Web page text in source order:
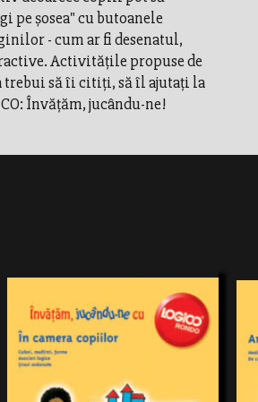
pe şosea" cu butoanele
- cum ar fi desenatul,
Activităţile propuse de
trebui să îi citiţi, să îl ajutaţi la
Învăţăm, jucându-ne!